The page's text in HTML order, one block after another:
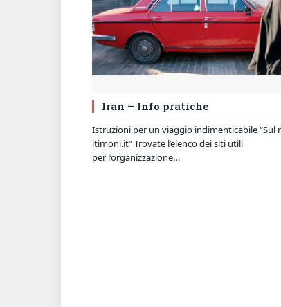
Iran – Info pratiche
Istruzioni per un viaggio indimenticabile “Sul
itimoni.it” Trovate l’elenco dei siti utili
per l’organizzazione…